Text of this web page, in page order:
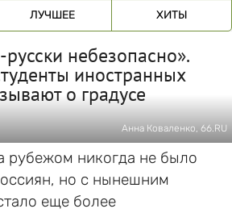
ЛУЧШЕЕ ХИТЫ
русски небезопасно».
иностранных
о градусе
Анна Коваленко, 66.RU
рубежом никогда не было
но с нынешним
еще более